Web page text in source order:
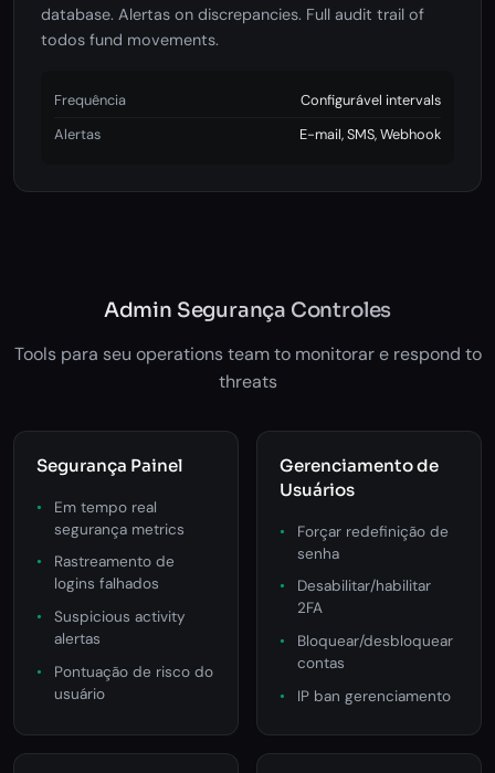
database. Alertas on discrepancies. Full audit trail of
todos fund movements.
Frequência
Configurável intervals
Alertas
E-mail, SMS, Webhook
Admin Segurança Controles
Tools para seu operations team to monitorar e respond to
threats
Segurança Painel
Em tempo real
segurança metrics
Rastreamento de
logins falhados
Suspicious activity
alertas
Pontuação de risco do
usuário
Gerenciamento de
Usuários
Forçar redefinição de
senha
Desabilitar/habilitar
2FA
Bloquear/desbloquear
contas
IP ban gerenciamento